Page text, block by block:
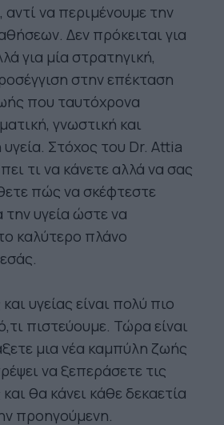
να περιμένουμε την
Δεν πρόκειται για
για μία στρατηγική,
στην επέκταση
που ταυτόχρονα
γνωστική και
Στόχος του Dr. Attia
τι να κάνετε αλλά να σας
πώς να σκέφτεστε
υγεία ώστε να
καλύτερο πλάνο
υγείας είναι πολύ πιο
πιστεύουμε. Τώρα είναι
μια νέα καμπύλη ζωής
να ξεπεράσετε τις
θα κάνει κάθε δεκαετία
προηγούμενη.